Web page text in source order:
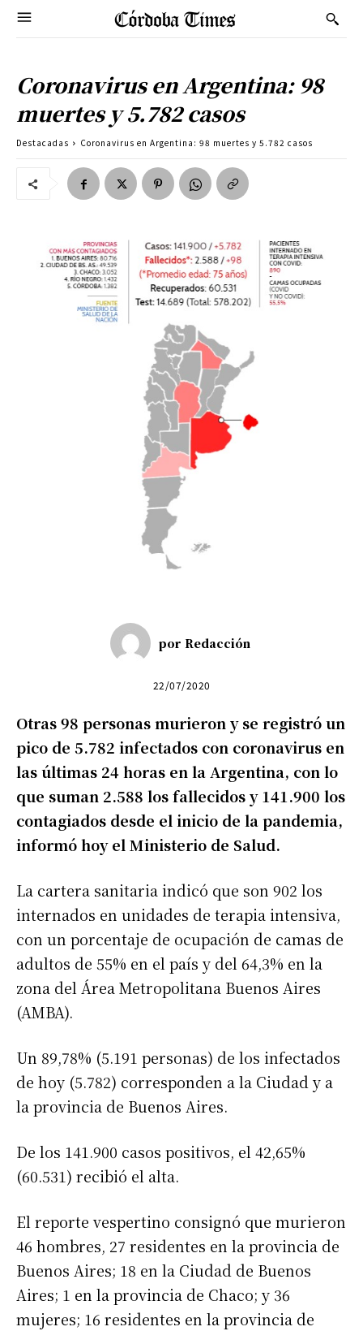
Coronavirus en Argentina: 98
muertes y 5.782 casos
Destacadas Coronavirus en Argentina: 98 muertes y 5.782 casos
por Redacción
22/07/2020
Otras 98 personas murieron y se registró un
pico de 5.782 infectados con coronavirus en
las últimas 24 horas en la Argentina, con lo
que suman 2.588 los fallecidos y 141.900 los
contagiados desde el inicio de la pandemia,
informó hoy el Ministerio de Salud.
La cartera sanitaria indicó que son 902 los
internados en unidades de terapia intensiva,
con un porcentaje de ocupación de camas de
adultos de 55% en el país y del 64,3% en la
zona del Área Metropolitana Buenos Aires
(AMBA).
Un 89,78% (5.191 personas) de los infectados
de hoy (5.782) corresponden a la Ciudad y a
la provincia de Buenos Aires.
De los 141.900 casos positivos, el 42,65%
(60.531) recibió el alta.
El reporte vespertino consignó que murieron
46 hombres, 27 residentes en la provincia de
Buenos Aires; 18 en la Ciudad de Buenos
Aires; 1 en la provincia de Chaco; y 36
mujeres; 16 residentes en la provincia de